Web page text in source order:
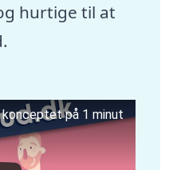
hurtige til at
på 1 minut